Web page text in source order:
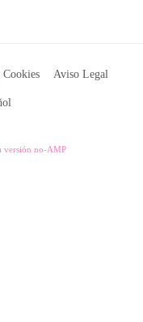
Aviso Legal
versión no-AMP